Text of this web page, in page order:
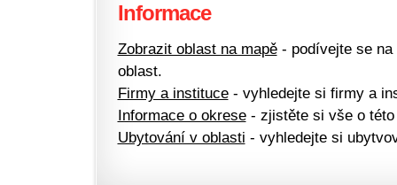
Informace
Zobrazit oblast na mapě- podívejte se na
oblast.
Firmy a instituce- vyhledejte si firmy a
Informace o okrese- zjistěte si vše o této
Ubytování v oblasti - vyhledejte si